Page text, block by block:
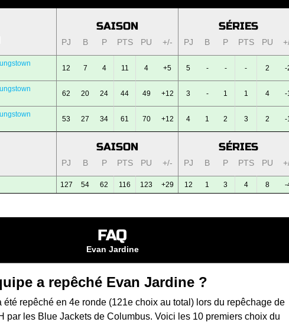
SAISON SÉRIES
PJ B P PTS PU +/- PJ B P PTS PU
12 7 4 11 4 +5 5 - - - 2 -
62 20 24 44 49 +12 3 - 1 1 4 -
53 27 34 61 70 +12 4 1 2 3 2 -
SAISON SÉRIES
PJ B P PTS PU +/- PJ B P PTS PU
127 54 62 116 123 +29 12 1 3 4 8 -
FAQ
Evan Jardine
a repêché Evan Jardine ?
été repêché en 4e ronde (121e choix au total) lors du repêchage de
par les Blue Jackets de Columbus. Voici les 10 premiers choix du